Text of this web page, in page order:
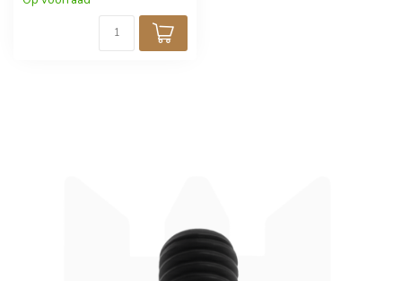
Zwarte afwerking voor een
strakke uitstraling. Verpakt